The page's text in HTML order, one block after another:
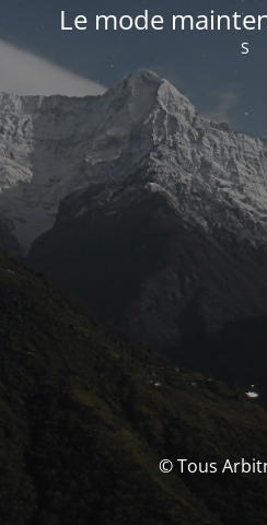
Le mode
S
© Tous